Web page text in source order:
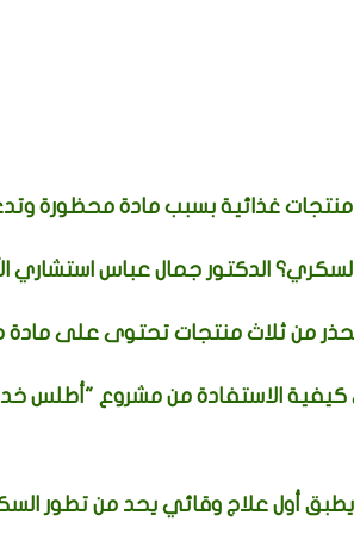
الدكتور جمال عباس استشاري
»تحذر من ثلاث منتجات تحتوى على
الاستفادة من مشروع "أطلس
أول علاج وقائي يحد من تطور